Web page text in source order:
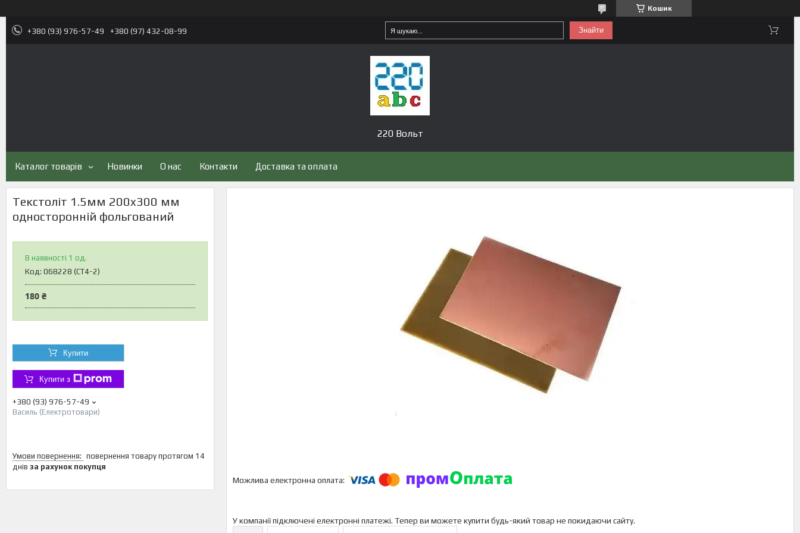
Кошик
+380 (93) 976-57-49 +380 (97) 432-08-99 Знайти
220 Вольт
Каталог товарів Новинки О нас Контакти Доставка та оплата
Текстоліт 1.5мм 200x300 мм
односторонній фольгований
В наявності 1 од.
Код: 068228 (CT4-2)
180 ₴
Купити
Купити з
+380 (93) 976-57-49
Василь (Електротовари)
повернення товару протягом 14
днів за рахунок покупця
У компанії підключені електронні платежі. Тепер ви можете купити будь-який товар не покидаючи сайту.